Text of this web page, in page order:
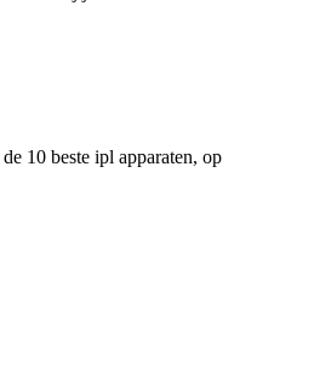
10 beste ipl apparaten, op